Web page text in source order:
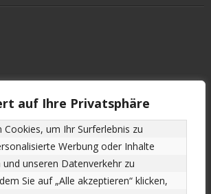
auf Ihre Privatsphäre
Cookies, um Ihr Surferlebnis zu
Werbung oder Inhalte
unseren Datenverkehr zu
Sie auf „Alle akzeptieren“ klicken,
SEITE CHRONOLOGISCH